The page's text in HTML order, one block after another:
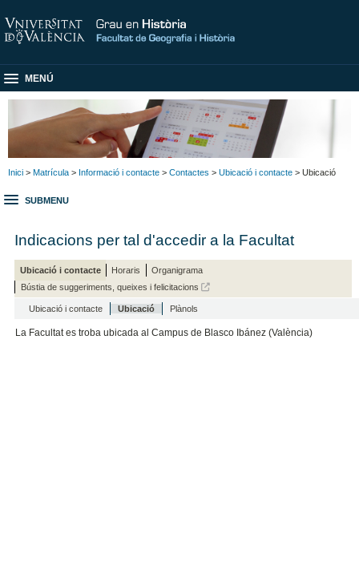
MENÚ
Inici > Matrícula > Informació i contacte > Contactes > Ubicació i contacte > Ubicació
SUBMENU
Indicacions per tal d'accedir a la Facultat
Ubicació i contacte Horaris
Organigrama
Bústia de suggeriments, queixes i felicitacions
Ubicació i contacte Ubicació Plànols
La Facultat es troba ubicada al Campus de Blasco Ibánez (València)